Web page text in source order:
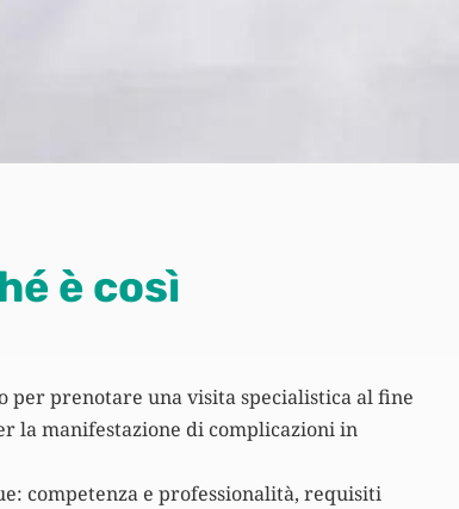
è così
per prenotare una visita specialistica al fine
la manifestazione di complicazioni in
competenza e professionalità, requisiti